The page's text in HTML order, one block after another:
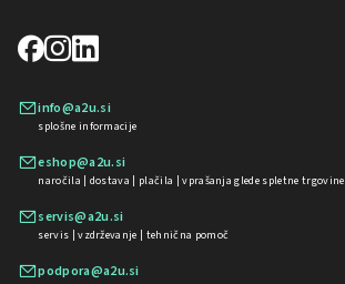
info@a2u.si
splošne informacije
eshop@a2u.si
naročila | dostava | plačila | vprašanja glede spletne trgovine
servis@a2u.si
servis | vzdrževanje | tehnična pomoč
podpora@a2u.si